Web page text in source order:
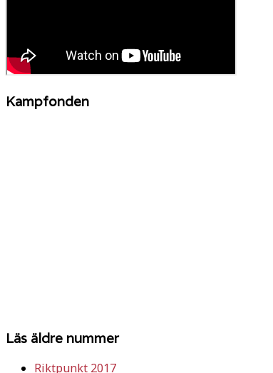
Kampfonden
Läs äldre nummer
Riktpunkt 2017